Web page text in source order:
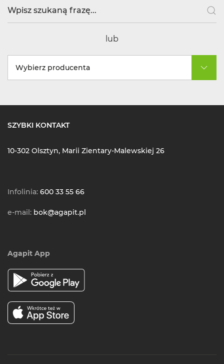
lub
Wybierz producenta
SZYBKI KONTAKT
10-302 Olsztyn, Marii Zientary-Malewskiej 26
Infolinia: 600 33 55 66
e-mail: bok@agapit.pl
Agapit App